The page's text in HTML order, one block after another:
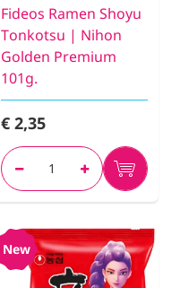
Fideos Ramen Shoyu
Tonkotsu | Nihon
Golden Premium
101g.
€ 2,35
New